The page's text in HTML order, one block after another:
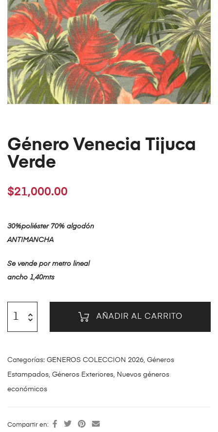
Género Venecia Tijuca
Verde
$21,000.00
30%poliéster 70% algodón
ANTIMANCHA
Se vende por metro lineal
ancho 1,40mts
AÑADIR AL CARRITO
Categorías: GENEROS COLECCION 2026, Géneros
Estampados, Géneros Exteriores, Nuevos géneros
económicos
Compartir en: